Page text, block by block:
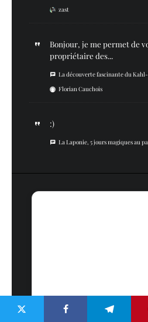
zast
Bonjour, je me permet de
propriétaire des...
La découverte fascinante du
Florian Cauchois
:)
La Laponie, 5 jours magiques au
Sac à Dos Voyage